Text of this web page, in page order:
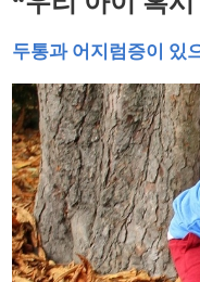
두통과 어지럼증이 있